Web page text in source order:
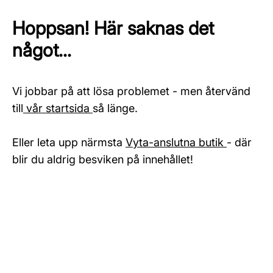
Hoppsan! Här saknas det
något...
Vi jobbar på att lösa problemet - men återvänd
till vår startsida så länge.
Eller leta upp närmsta Vyta-anslutna butik - där
blir du aldrig besviken på innehållet!